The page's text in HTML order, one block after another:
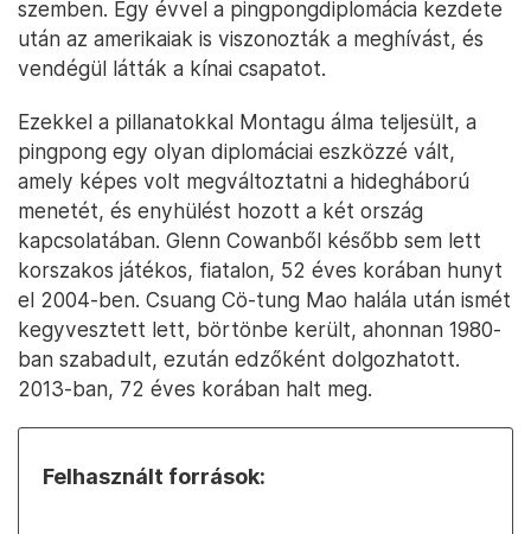
szemben. Egy évvel a pingpongdiplomácia kezdete
után az amerikaiak is viszonozták a meghívást, és
vendégül látták a kínai csapatot.
Ezekkel a pillanatokkal Montagu álma teljesült, a
pingpong egy olyan diplomáciai eszközzé vált,
amely képes volt megváltoztatni a hidegháború
menetét, és enyhülést hozott a két ország
kapcsolatában. Glenn Cowanből később sem lett
korszakos játékos, fiatalon, 52 éves korában hunyt
el 2004-ben. Csuang Cö-tung Mao halála után ismét
kegyvesztett lett, börtönbe került, ahonnan 1980-
ban szabadult, ezután edzőként dolgozhatott.
2013-ban, 72 éves korában halt meg.
Felhasznált források: